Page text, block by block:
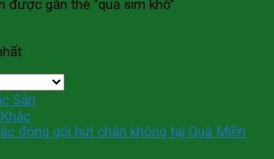
Sản
được gắn thẻ “quả sim khô”